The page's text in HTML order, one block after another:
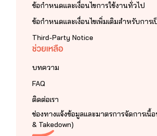
ข้อกำหนดและเงื่อนไขการใช้งานทั่วไป
ข้อกำหนดและเงื่อนไขเพิ่มเติมสำหรับการ
Third-Party Notice
ช่วยเหลือ
บทความ
FAQ
ติดต่อเรา
ช่องทางแจ้งข้อมูลและมาตรการจัดการเนื้
& Takedown)